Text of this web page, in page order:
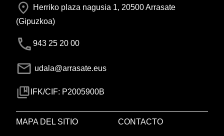
Herriko plaza nagusia 1, 20500 Arrasate
(Gipuzkoa)
943 25 20 00
udala@arrasate.eus
IFK/CIF: P2005900B
MAPA DEL SITIO CONTACTO